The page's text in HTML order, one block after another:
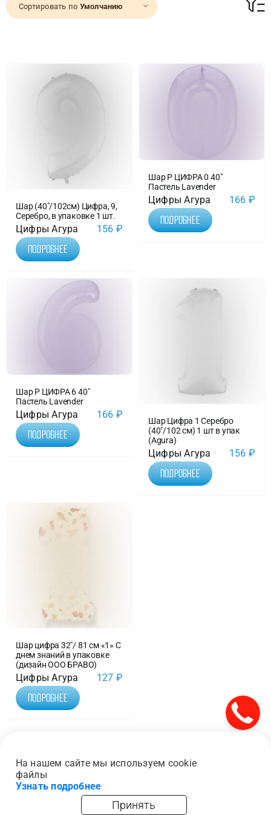
О нас
Политика конфиденциальности
Сортировать по Умолчанию
Шар (40″/102см) Цифра, 9,
Серебро, в упаковке 1 шт.
Цифры Агура 156 ₽
Подробнее
Шар Р ЦИФРА 0 40″
Пастель Lavender
Цифры Агура 166 ₽
Подробнее
Шар Р ЦИФРА 6 40″
Пастель Lavender
Цифры Агура 166 ₽
Подробнее
Шар Цифра 1 Серебро
(40″/102 см) 1 шт в упак
(Agura)
Цифры Агура 156 ₽
Подробнее
Шар цифра 32″/ 81 см «1» С
днем знаний в упаковке
(дизайн ООО БРАВО)
Цифры Агура 127 ₽
Подробнее
19
На нашем сайте мы используем cookie
файлы
Узнать подробнее
Принять